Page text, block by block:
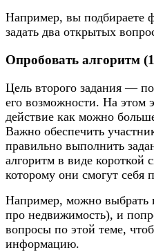
Например, вы подбираете
задать два открытых
Опробовать алгоритм
Цель второго задания —
его возможности. На этом
действие как можно
Важно обеспечить
правильно выполнить
алгоритм в виде короткой
которому они смогут себя
Например, можно выбрать
про недвижимость), и
вопросы по этой теме,
информацию.